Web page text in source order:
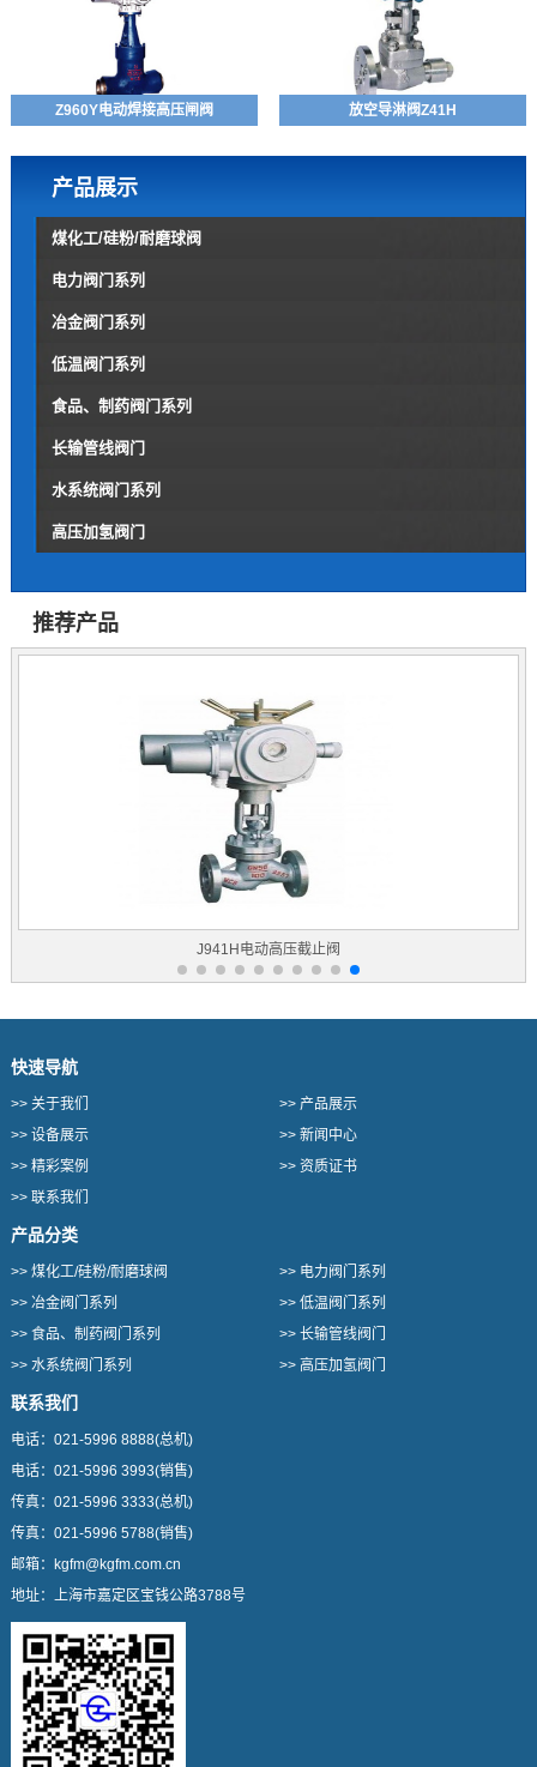
Z960Y电动焊接高压闸阀 放空导淋阀Z41H
产品展示
煤化工/硅粉/耐磨球阀
电力阀门系列
冶金阀门系列
低温阀门系列
食品、制药阀门系列
长输管线阀门
水系统阀门系列
高压加氢阀门
推荐产品
J941H电动高压截止阀
快速导航
>> 关于我们 >> 产品展示
>> 设备展示 >> 新闻中心
>> 精彩案例 >> 资质证书
>> 联系我们
产品分类
>> 煤化工/硅粉/耐磨球阀 >> 电力阀门系列
>> 冶金阀门系列 >> 低温阀门系列
>> 食品、制药阀门系列 >> 长输管线阀门
>> 水系统阀门系列 >> 高压加氢阀门
联系我们
电话： 021-5996 8888(总机)
电话： 021-5996 3993(销售)
传真： 021-5996 3333(总机)
传真： 021-5996 5788(销售)
邮箱：
kgfm@kgfm.com.cn
地址： 上海市嘉定区宝钱公路3788号